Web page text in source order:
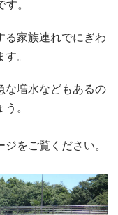
。
る家族連れでにぎわ
。
な増水などもあるの
。
をご覧ください。